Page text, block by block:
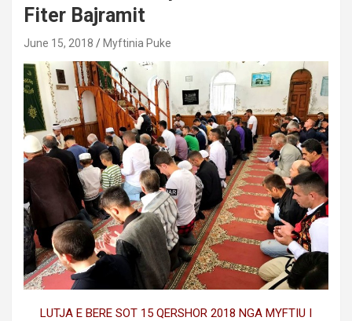
Fiter Bajramit
June 15, 2018 Myftinia Puke
LUTJA E BERE SOT 15 QERSHOR 2018 NGA MYFTIU I